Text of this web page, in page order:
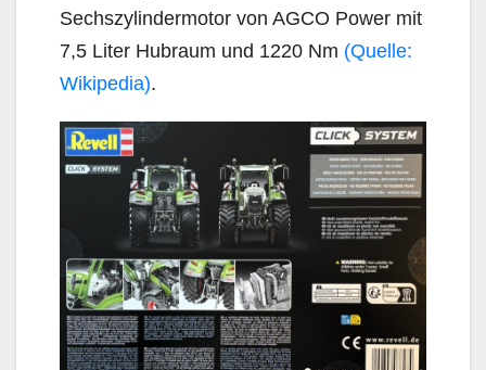
Sechszylindermotor von AGCO Power mit
7,5 Liter Hubraum und 1220 Nm (Quelle:
Wikipedia).